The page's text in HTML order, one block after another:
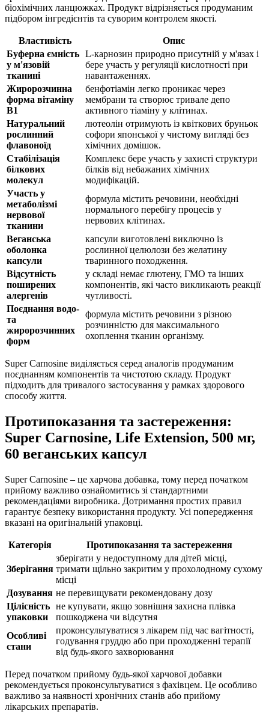
біохімічних ланцюжках. Продукт відрізняється продуманим
підбором інгредієнтів та суворим контролем якості.
Властивість
Опис
Буферна ємність
у м'язовій
тканині
L-карнозин природно присутній у м'язах і
бере участь у регуляції кислотності при
навантаженнях.
Жиророзчинна
форма вітаміну
B1
бенфотіамін легко проникає через
мембрани та створює тривале депо
активного тіаміну у клітинах.
Натуральний
рослинний
флавоноїд
лютеолін отримують із квіткових бруньок
софори японської у чистому вигляді без
хімічних домішок.
Стабілізація
білкових
молекул
Комплекс бере участь у захисті структури
білків від небажаних хімічних
модифікацій.
Участь у
метаболізмі
нервової
тканини
формула містить речовини, необхідні
нормального перебігу процесів у
нервових клітинах.
Веганська
оболонка
капсули
капсули виготовлені виключно із
рослинної целюлози без желатину
тваринного походження.
Відсутність
поширених
алергенів
у складі немає глютену, ГМО та інших
компонентів, які часто викликають реакції
чутливості.
Поєднання водо-
та
жиророзчинних
форм
формула містить речовини з різною
розчинністю для максимального
охоплення тканин організму.
Super Carnosine виділяється серед аналогів продуманим
поєднанням компонентів та чистотою складу. Продукт
підходить для тривалого застосування у рамках здорового
способу життя.
Протипоказання та застереження:
Super Carnosine, Life Extension, 500 мг,
60 веганських капсул
Super Carnosine – це харчова добавка, тому перед початком
прийому важливо ознайомитись зі стандартними
рекомендаціями виробника. Дотримання простих правил
гарантує безпеку використання продукту. Усі попередження
вказані на оригінальній упаковці.
Категорія Протипоказання та застереження
Зберігання
зберігати у недоступному для дітей місці,
тримати щільно закритим у прохолодному сухому
місці
Дозування не перевищувати рекомендовану дозу
Цілісність
упаковки
не купувати, якщо зовнішня захисна плівка
пошкоджена чи відсутня
Особливі
стани
проконсультуватися з лікарем під час вагітності,
годування груддю або при проходженні терапії
від будь-якого захворювання
Перед початком прийому будь-якої харчової добавки
рекомендується проконсультуватися з фахівцем. Це особливо
важливо за наявності хронічних станів або прийому
лікарських препаратів.